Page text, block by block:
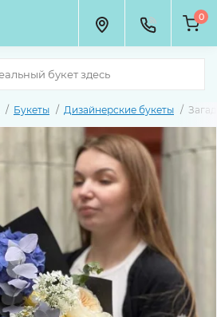
0
Букеты Дизайнерские букеты